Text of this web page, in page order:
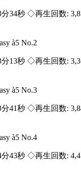
34秒 ◇再生回数:
à5 No.2
13秒 ◇再生回数:
à5 No.3
41秒 ◇再生回数:
à5 No.4
43秒 ◇再生回数: